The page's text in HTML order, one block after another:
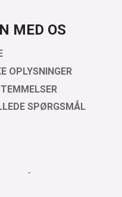
MED OS
OPLYSNINGER
SPØRGSMÅL
-